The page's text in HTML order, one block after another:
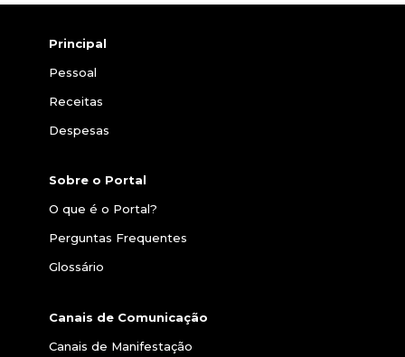
Principal
Pessoal
Receitas
Despesas
Sobre o Portal
O que é o Portal?
Perguntas Frequentes
Glossário
Canais de Comunicação
Canais de Manifestação